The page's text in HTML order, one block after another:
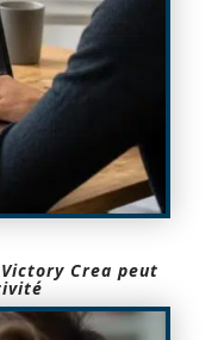
Crea peut